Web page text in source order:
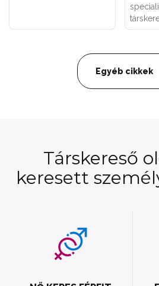
Egyéb cikkek
Társkereső
keresett